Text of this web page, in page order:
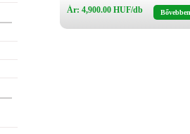
Ár: 4,900.00 HUF/db Bővebben